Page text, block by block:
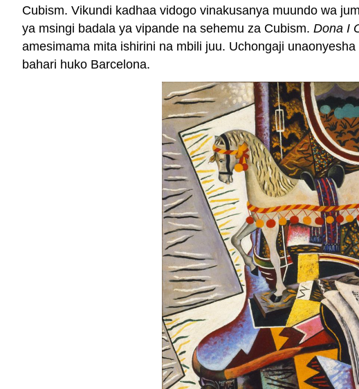
Cubism. Vikundi kadhaa vidogo vinakusanya muundo wa
ya msingi badala ya vipande na sehemu za Cubism. Dona I
amesimama mita ishirini na mbili juu. Uchongaji
bahari huko Barcelona.